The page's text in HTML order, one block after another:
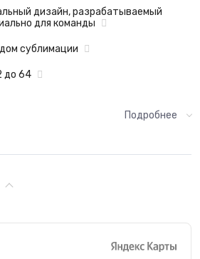
дизайн, разрабатываемый
для команды
сублимации
до 64
Подробнее